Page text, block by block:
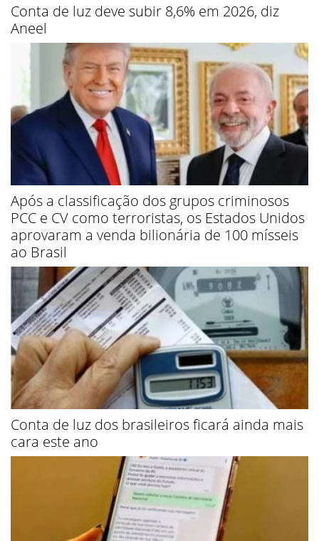
Conta de luz deve subir 8,6% em 2026, diz
Aneel
Após a classificação dos grupos criminosos
PCC e CV como terroristas, os Estados Unidos
aprovaram a venda bilionária de 100 mísseis
ao Brasil
Conta de luz dos brasileiros ficará ainda mais
cara este ano